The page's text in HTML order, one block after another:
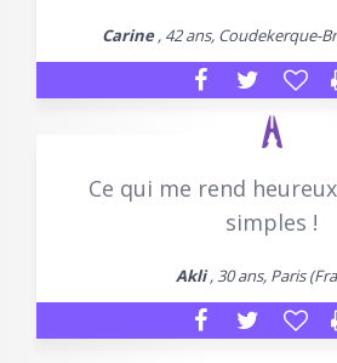
Carine, 42 ans, Coudekerque-
Ce qui me rend
simples !
Akli, 30 ans, Paris